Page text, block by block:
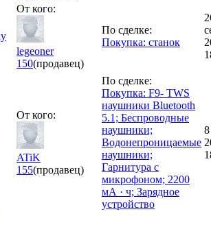
От кого:
legeoner
150(продавец)
По сделке:
Покупка: станок
От кого:
ATiK
155(продавец)
По сделке:
Покупка: F9- TWS
наушники Bluetooth
5.1; Беспроводные
наушники;
Водонепроницаемые
наушники;
Гарнитура с
микрофоном; 2200
мА · ч; Зарядное
устройство